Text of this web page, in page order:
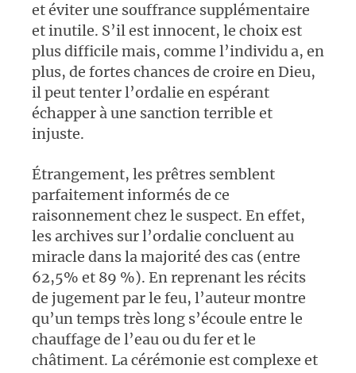
et éviter une souffrance supplémentaire
et inutile. S’il est innocent, le choix est
plus difficile mais, comme l’individu a, en
plus, de fortes chances de croire en Dieu,
il peut tenter l’ordalie en espérant
échapper à une sanction terrible et
injuste.
Étrangement, les prêtres semblent
parfaitement informés de ce
raisonnement chez le suspect. En effet,
les archives sur l’ordalie concluent au
miracle dans la majorité des cas (entre
62,5% et 89 %). En reprenant les récits
de jugement par le feu, l’auteur montre
qu’un temps très long s’écoule entre le
chauffage de l’eau ou du fer et le
châtiment. La cérémonie est complexe et